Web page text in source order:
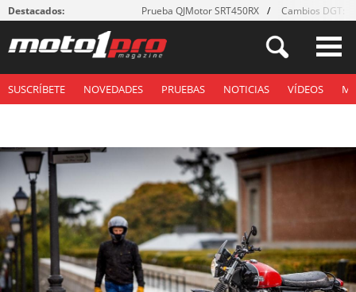
Destacados: Prueba QJMotor SRT450RX Cambios DGT:
SUSCRÍBETE NOVEDADES PRUEBAS NOTICIAS VÍDEOS